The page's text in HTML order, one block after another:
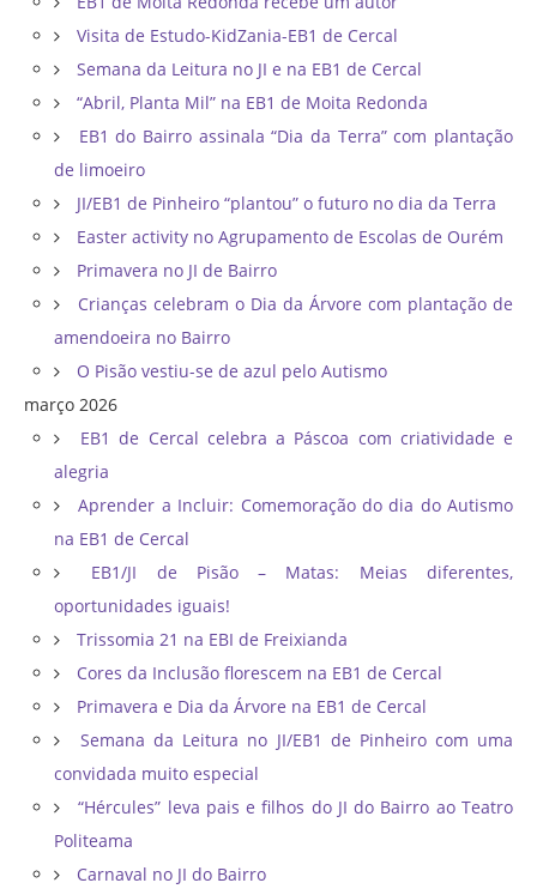
Visita de Estudo-KidZania-EB1 de Cercal
Semana da Leitura no JI e na EB1 de Cercal
“Abril, Planta Mil” na EB1 de Moita Redonda
EB1 do Bairro assinala “Dia da Terra” com plantação
de limoeiro
JI/EB1 de Pinheiro “plantou” o futuro no dia da Terra
Easter activity no Agrupamento de Escolas de Ourém
Primavera no JI de Bairro
Crianças celebram o Dia da Árvore com plantação de
amendoeira no Bairro
O Pisão vestiu-se de azul pelo Autismo
março 2026
EB1 de Cercal celebra a Páscoa com criatividade e
alegria
Aprender a Incluir: Comemoração do dia do Autismo
na EB1 de Cercal
EB1/JI de Pisão – Matas: Meias diferentes,
oportunidades iguais!
Trissomia 21 na EBI de Freixianda
Cores da Inclusão florescem na EB1 de Cercal
Primavera e Dia da Árvore na EB1 de Cercal
Semana da Leitura no JI/EB1 de Pinheiro com uma
convidada muito especial
“Hércules” leva pais e filhos do JI do Bairro ao Teatro
Politeama
Carnaval no JI do Bairro